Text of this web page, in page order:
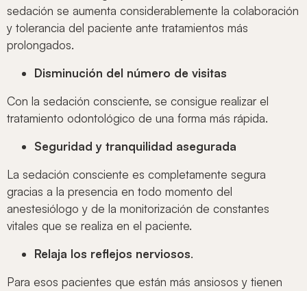
sedación se aumenta considerablemente la colaboración
y tolerancia del paciente ante tratamientos más
prolongados.
Disminución del número de visitas
Con la sedación consciente, se consigue realizar el
tratamiento odontológico de una forma más rápida.
Seguridad y tranquilidad asegurada
La sedación consciente es completamente segura
gracias a la presencia en todo momento del
anestesiólogo y de la monitorización de constantes
vitales que se realiza en el paciente.
Relaja los reflejos nerviosos.
Para esos pacientes que están más ansiosos y tienen